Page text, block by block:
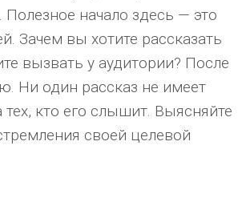
начало здесь — это
Зачем вы хотите рассказать
вызвать у аудитории? После
Ни один рассказ не имеет
кто его слышит. Выясняйте
своей целевой